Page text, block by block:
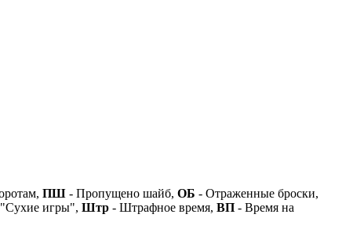
ПШ - Пропущено шайб, ОБ - Отраженные броски,
игры", Штр - Штрафное время, ВП - Время на